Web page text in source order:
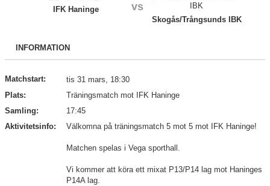
Bildgalleri
Avgifter
IFK Haninge vs
Skogås/Trångsunds IBK
INFORMATION
Matchstart:
tis 31 mars, 18:30
Plats:
Träningsmatch mot IFK Haninge
Samling:
17:45
Aktivitetsinfo:
Välkomna på träningsmatch 5 mot 5 mot IFK Haninge!
Matchen spelas i Vega sporthall.
Vi kommer att köra ett mixat P13/P14 lag mot Haninges
P14A lag.